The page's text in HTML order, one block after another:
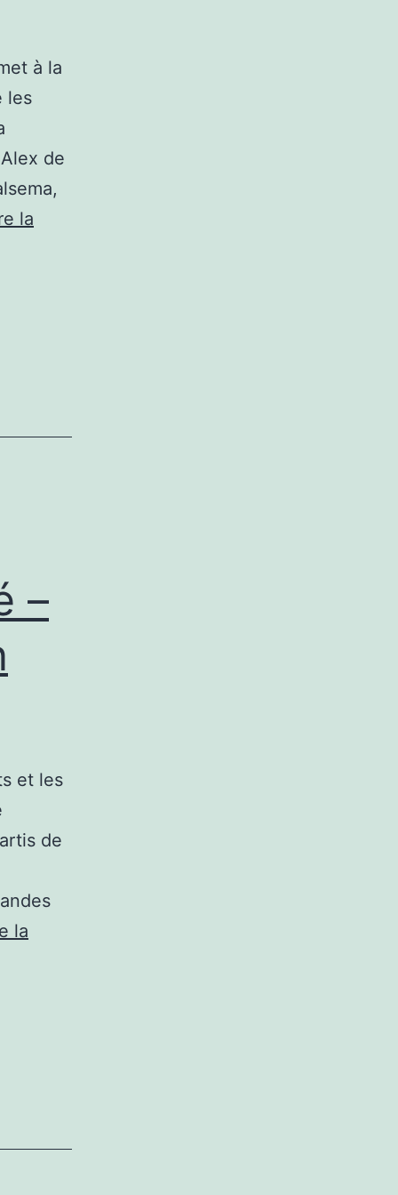
à la
les
de
la
–
et les
de
la